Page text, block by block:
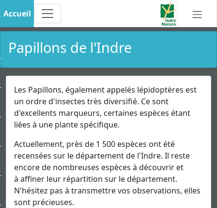
Accueil
Papillons de l'Indre
Les Papillons, également appelés lépidoptères est
un ordre d'insectes très diversifié. Ce sont
d'excellents marqueurs, certaines espèces étant
liées à une plante spécifique.
Actuellement, près de 1 500 espèces ont été
recensées sur le département de l'Indre. Il reste
encore de nombreuses espèces à découvrir et
à affiner leur répartition sur le département.
N'hésitez pas à transmettre vos observations, elles
sont précieuses.